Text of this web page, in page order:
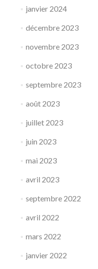
janvier 2024
décembre 2023
novembre 2023
octobre 2023
septembre 2023
août 2023
juillet 2023
juin 2023
mai 2023
avril 2023
septembre 2022
avril 2022
mars 2022
janvier 2022